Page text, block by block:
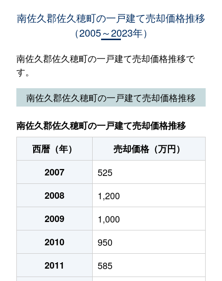
南佐久郡佐久穂町の一戸建て売却価格推移
（2005～2023年）
南佐久郡佐久穂町の一戸建て売却価格推移で
す。
南佐久郡佐久穂町の一戸建て売却価格推移
南佐久郡佐久穂町の一戸建て売却価格推移
西暦（年）
売却価格（万円）
2007
525
2008
1,200
2009
1,000
2010
950
2011
585